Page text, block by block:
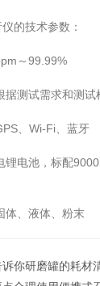
技术参数：
～99.99%
测试需求和测试
、Wi-Fi、蓝牙
池，标配
、液体、粉末
你研磨罐的耗材